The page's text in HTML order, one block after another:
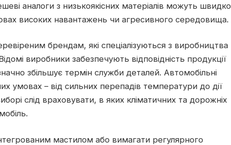
аналоги з низькоякісних матеріалів можуть швидко
високих навантажень чи агресивного середовища.
брендам, які спеціалізуються з виробництва
виробники забезпечують відповідність продукції
збільшує термін служби деталей. Автомобільні
умовах – від сильних перепадів температури до дії
слід враховувати, в яких кліматичних та дорожніх
мастилом або вимагати регулярного